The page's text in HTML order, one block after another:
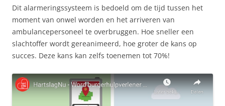
Dit alarmeringssysteem is bedoeld om de tijd tussen het
moment van onwel worden en het arriveren van
ambulancepersoneel te overbruggen. Hoe sneller een
slachtoffer wordt gereanimeerd, hoe groter de kans op
succes. Deze kans kan zelfs toenemen tot 70%!